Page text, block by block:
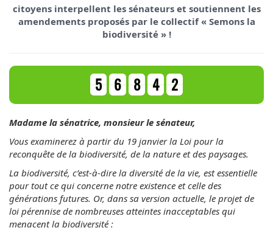
citoyens interpellent les sénateurs et soutiennent les
amendements proposés par le collectif « Semons la
biodiversité » !
5 6 8 4 2
Madame la sénatrice, monsieur le sénateur,
Vous examinerez à partir du 19 janvier la Loi pour la
reconquête de la biodiversité, de la nature et des paysages.
La biodiversité, c’est-à-dire la diversité de la vie, est essentielle
pour tout ce qui concerne notre existence et celle des
générations futures. Or, dans sa version actuelle, le projet de
loi pérennise de nombreuses atteintes inacceptables qui
menacent la biodiversité :